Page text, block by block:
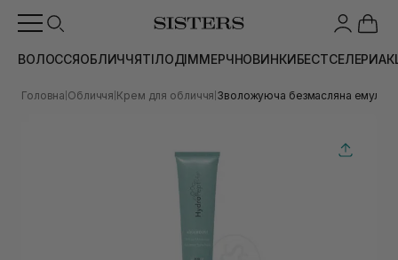
ВОЛОССЯОБЛИЧЧЯТІЛОДІММЕРЧНОВИНКИБЕСТСЕЛЕРИ
Головна Обличчя Крем для обличчя Зволожуюча безмасляна